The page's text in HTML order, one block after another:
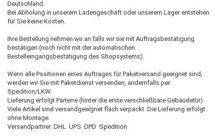
Deutschland.
Bei Abholung in unserem Ladengeschäft oder unserem Lager entstehen
für Sie keine Kosten.
Ihre Bestellung nehmen wir an falls wir sie mit Auftragsbestätigung
bestätigen (noch nicht mit der automatischen
Bestelleingangsbestätigung des Shopsystems).
Wenn alle Positionen eines Auftrages für Paketversand geeignet sind,
werden wir Sie mit Paketdienst versenden, andernfalls per
Spedition/LKW.
Lieferung erfolgt Parterre (hinter die erste verschließbare Gebäudetür).
Viele Artikel sind versandgeeignet flach verpackt. Die Lieferung erfolgt
ohne Montage.
Versandpartner: DHL UPS DPD Spedition